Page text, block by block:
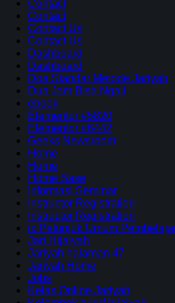
Contact
Contact
Contact Us
Contact Us
Dashboard
Dashboard
Doa Standar Metode Jariyah
Dua Jam Bisa Ngaji
ebook
Elementor #5820
Elementor #6442
Geeks Newsroom
Home
Home
Home Base
Informasi Seminar
Instructor Registration
Instructor Registration
ix Petunjuk Umum
Jari Hijaiyah
Jariyah halaman 47
Jariyah Home
Jobs
Kelas Online Jariyah